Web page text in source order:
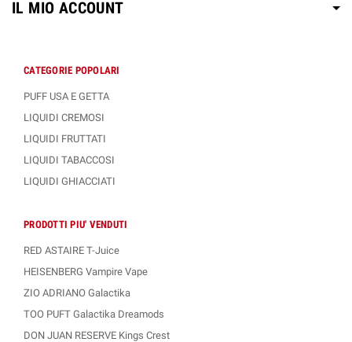
IL MIO ACCOUNT
CATEGORIE POPOLARI
PUFF USA E GETTA
LIQUIDI CREMOSI
LIQUIDI FRUTTATI
LIQUIDI TABACCOSI
LIQUIDI GHIACCIATI
PRODOTTI PIU' VENDUTI
RED ASTAIRE T-Juice
HEISENBERG Vampire Vape
ZIO ADRIANO Galactika
TOO PUFT Galactika Dreamods
DON JUAN RESERVE Kings Crest